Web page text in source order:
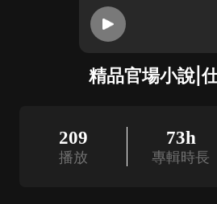
精品官場小說|
209
播放
73h
專輯時長